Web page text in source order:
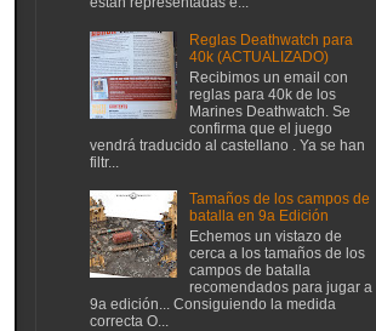
Reglas Deathwatch para
40k (ACTUALIZADO)
Recibimos un email con
reglas para 40k de los
Marines Deathwatch. Se
confirma que el juego
vendrá traducido al castellano . Ya se han
filtr...
Tamaños de los campos de
batalla en 9a Edición
Echemos un vistazo de
cerca a los tamaños de los
campos de batalla
recomendados para jugar a
9a edición... Consiguiendo la medida
correcta O...